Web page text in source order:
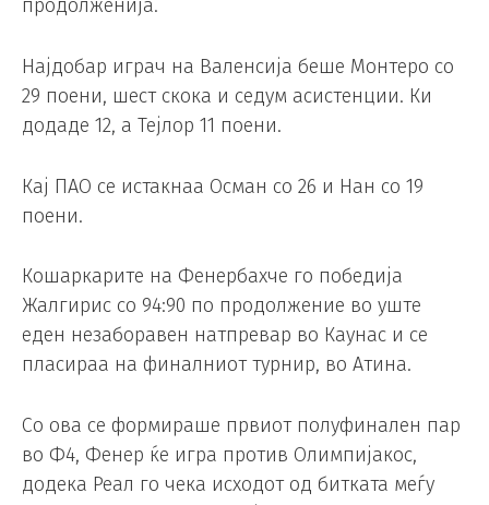
продолженија.
Најдобар играч на Валенсија беше Монтеро со
29 поени, шест скока и седум асистенции. Ки
додаде 12, а Тејлор 11 поени.
Кај ПАО се истакнаа Осман со 26 и Нан со 19
поени.
Кошаркарите на Фенербахче го победија
Жалгирис со 94:90 по продолжение во уште
еден незаборавен натпревар во Каунас и се
пласираа на финалниот турнир, во Атина.
Со ова се формираше првиот полуфинален пар
во Ф4, Фенер ќе игра против Олимпијакос,
додека Реал го чека исходот од битката меѓу